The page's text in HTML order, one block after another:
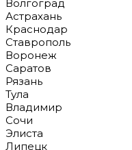
Волгоград
Астрахань
Краснодар
Ставрополь
Воронеж
Саратов
Рязань
Тула
Владимир
Сочи
Элиста
Липецк